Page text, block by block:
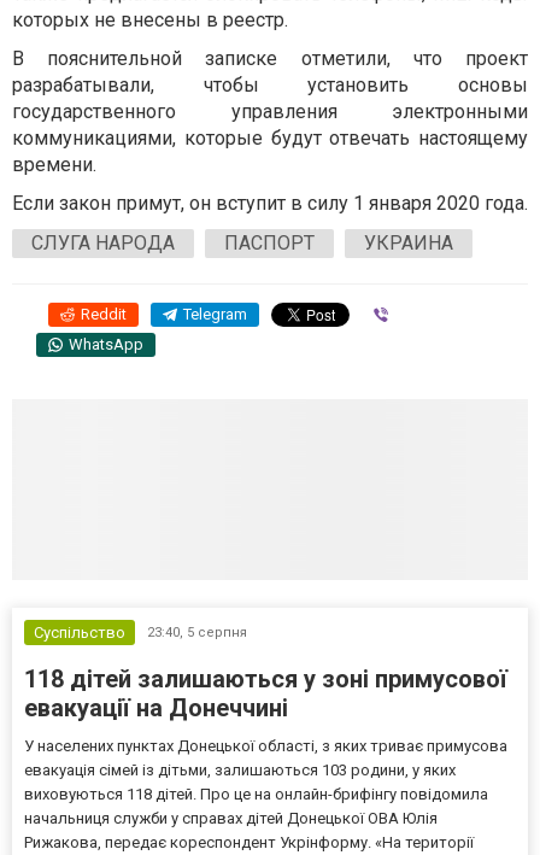
которых не внесены в реестр.
В пояснительной записке отметили, что проект
разрабатывали, чтобы установить основы
государственного управления электронными
коммуникациями, которые будут отвечать настоящему
времени.
Если закон примут, он вступит в силу 1 января 2020 года.
СЛУГА НАРОДА
ПАСПОРТ УКРАИНА
Reddit Telegram
WhatsApp
Суспільство 23:40, 5 серпня
118 дітей залишаються у зоні примусової
евакуації на Донеччині
У населених пунктах Донецької області, з яких триває примусова
евакуація сімей із дітьми, залишаються 103 родини, у яких
виховуються 118 дітей. Про це на онлайн-брифінгу повідомила
начальниця служби у справах дітей Донецької ОВА Юлія
Рижакова, передає кореспондент Укрінформу. «На території